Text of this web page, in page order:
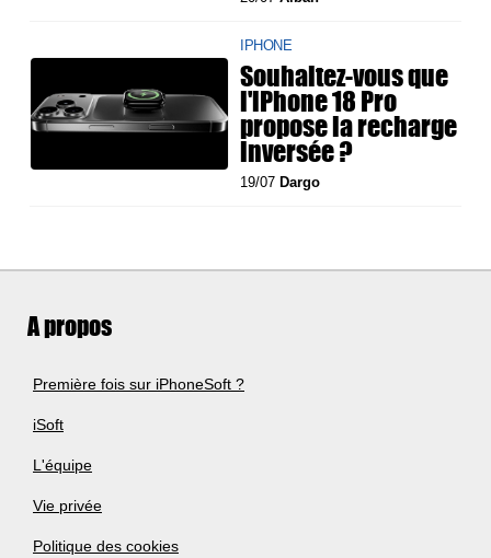
IPHONE
Souhaitez-vous que
l'iPhone 18 Pro
propose la recharge
inversée ?
19/07 Dargo
A propos
Première fois sur iPhoneSoft ?
iSoft
L'équipe
Vie privée
Politique des cookies